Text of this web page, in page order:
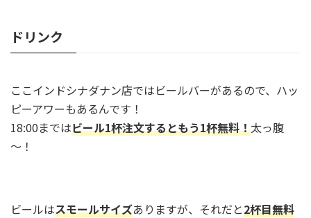
ドリンク
ここインドシナダナン店ではビールバーがあるので、ハッ
ピーアワーもあるんです！
18:00まではビール1杯注文するともう1杯無料！太っ腹
～！
ビールはスモールサイズありますが、それだと2杯目無料